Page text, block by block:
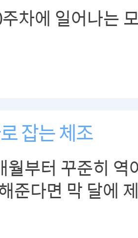
차에 일어나는
잡는 체조
월부터 꾸준히 역
준다면 막 달에